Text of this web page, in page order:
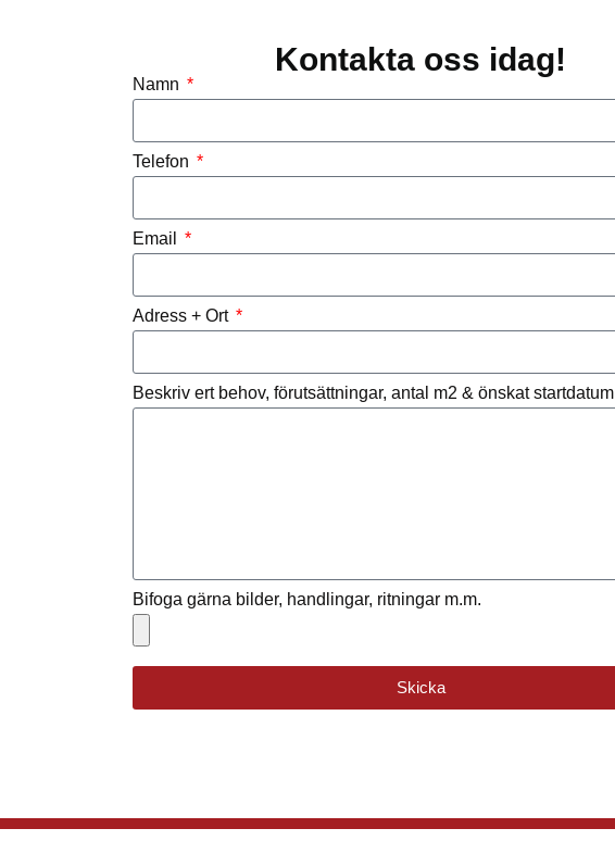
Kontakta oss idag!
Namn
Telefon
Email
Adress + Ort
Beskriv ert behov, förutsättningar, antal m2 & önskat startdatum
Bifoga gärna bilder, handlingar, ritningar m.m.
Skicka